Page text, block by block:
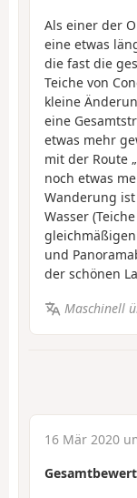
Als einer der
eine etwas
die fast die
Teiche von
kleine
eine
etwas mehr
mit der Route
noch etwas
Wanderung
Wasser
und
der schönen
Maschinell
16 Mär 2020